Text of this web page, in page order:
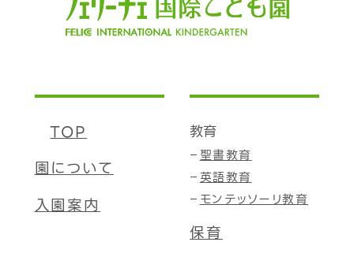
TOP
園について
入園案内
教育
聖書教育
英語教育
モンテッソーリ教育
保育